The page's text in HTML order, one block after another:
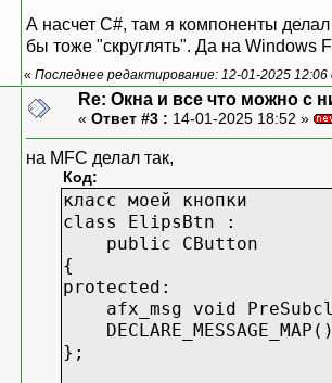
А насчет C#, там я компоненты
бы тоже "скруглять". Да на Windows
« Последнее редактирование: 12-01-2025
Re: Окна и все что можно с
« Ответ #3 : 14-01-2025 18:52 »
на MFC делал так,
Код:
класс моей кнопки
class ElipsBtn :
public CButton
{
protected:
afx_msg void
};